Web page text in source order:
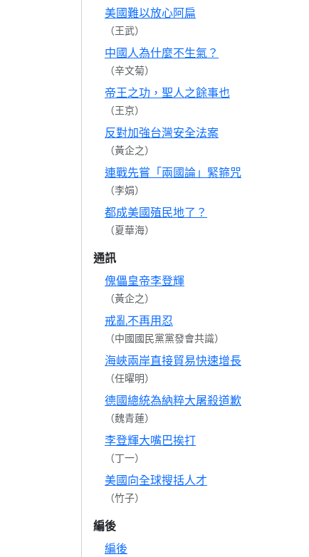
美國難以放心阿扁
（王武）
中國人為什麼不生氣？
（辛文菊）
帝王之功，聖人之餘事也
（王京）
反對加強台灣安全法案
（黃企之）
連戰先嘗「兩國論」緊箍咒
（李娟）
都成美國殖民地了？
（夏華海）
通訊
傀儡皇帝李登輝
（黃企之）
戒亂不再用忍
（中國國民黨黨發會共識）
海峽兩岸直接貿易快速增長
（任曜明）
德國總統為納粹大屠殺道歉
（魏青蓮）
李登輝大嘴巴挨打
（丁一）
美國向全球搜括人才
（竹子）
編後
編後